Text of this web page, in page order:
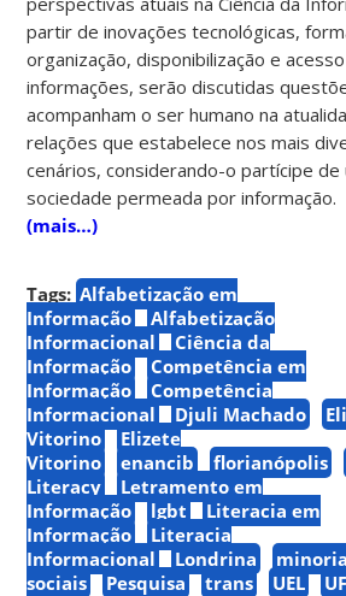
partir de inovações tecnológicas,
organização, disponibilização e
informações, serão discutidas
acompanham o ser humano na
relações que estabelece nos mais
cenários, considerando-o partícipe de
sociedade permeada por informação.
(mais…)
Tags: Alfabetização em
Informação
Alfabetização
Informacional
Ciência da
Informação
Competência em
Informação
Competência
Informacional
Djuli Machado
Vitorino
Elizete
Vitorino
enancib florianópolis
Literacy
Letramento em
Informação
lgbt
Literacia em
Informação
Literacia
Informacional
Londrina
sociais
Pesquisa trans UEL